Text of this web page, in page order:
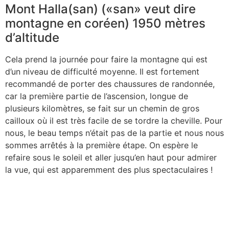
Mont Halla(san) («san» veut dire
montagne en coréen) 1950 mètres
d’altitude
Cela prend la journée pour faire la montagne qui est
d’un niveau de difficulté moyenne. Il est fortement
recommandé de porter des chaussures de randonnée,
car la première partie de l’ascension, longue de
plusieurs kilomètres, se fait sur un chemin de gros
cailloux où il est très facile de se tordre la cheville. Pour
nous, le beau temps n’était pas de la partie et nous nous
sommes arrêtés à la première étape. On espère le
refaire sous le soleil et aller jusqu’en haut pour admirer
la vue, qui est apparemment des plus spectaculaires !